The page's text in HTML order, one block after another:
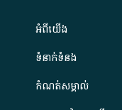
អំពី​យើង​
ទំនាក់ទំនង
កំណត់សម្គាល់